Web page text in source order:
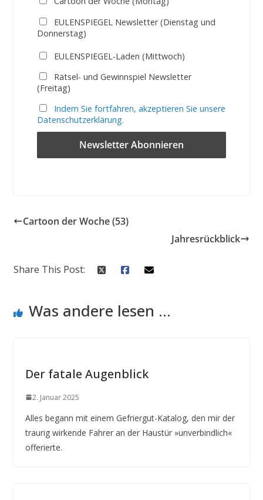
EULENSPIEGEL Newsletter (Dienstag und
Donnerstag)
EULENSPIEGEL-Laden (Mittwoch)
Rätsel- und Gewinnspiel Newsletter
(Freitag)
Indem Sie fortfahren, akzeptieren Sie unsere
Datenschutzerklärung.
Cartoon der Woche (53)
Jahresrückblick
Share This Post:
Was andere lesen ...
Der fatale Augenblick
2. Januar 2025
Alles begann mit einem Gefriergut-Katalog, den mir der
traurig wirkende Fahrer an der Haustür »unverbindlich«
offerierte.